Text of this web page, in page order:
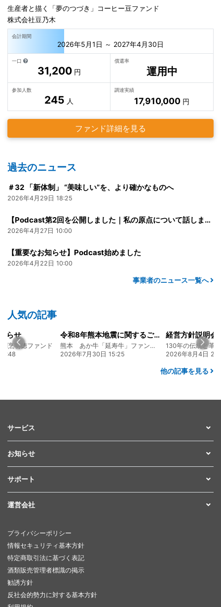
生産者と描く「夢のつづき」コーヒー豆ファンド
株式会社豆乃木
会計期間
2026年5月1日 ～ 2027年4月30日
一口
31,200円
償還率
運用中
参加人数
245 人
調達実績
17,910,000 円
ファンド詳細を見る
過去のニュース
＃32 「新体制」 “美味しい”を、より確かなものへ
2026年4月29日 18:25
【Podcast第2回を公開しました｜私の原点について話しました】
2026年4月27日 10:00
【重要なお知らせ】Podcast始めました
2026年4月22日 10:00
事業者のニュース一覧へ
人気の記事
らせ
烹明徳ファンド
令和8年熊本地震に関するご報告
熊本 あか牛「延寿牛」ファンド2026
2026年7月30日 15:25
2026年8月4日
他の記事を見る
サービス
お知らせ
サポート
運営会社
プライバシーポリシー
情報セキュリティ基本方針
特定商取引法に基づく表記
酒類販売管理者標識の掲示
勧誘方針
反社会的勢力に対する基本方針